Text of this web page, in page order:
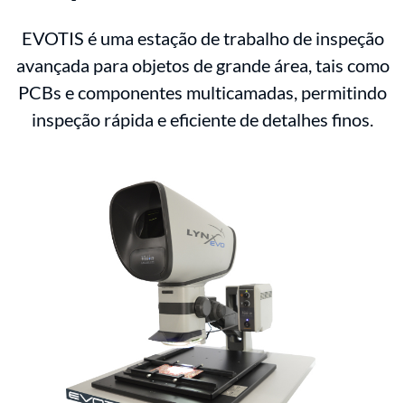
EVOTIS é uma estação de trabalho de inspeção
avançada para objetos de grande área, tais como
PCBs e componentes multicamadas, permitindo
inspeção rápida e eficiente de detalhes finos.